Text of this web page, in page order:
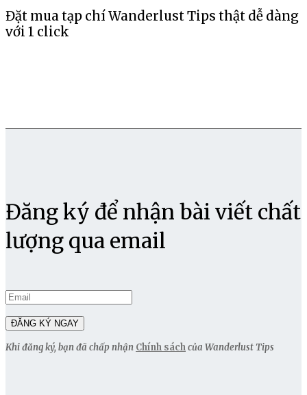
Đặt mua tạp chí Wanderlust Tips thật dễ dàng
với 1 click
Đăng ký để nhận bài viết chất
lượng qua email
Khi đăng ký, bạn đã chấp nhận Chính sáchcủa Wanderlust Tips